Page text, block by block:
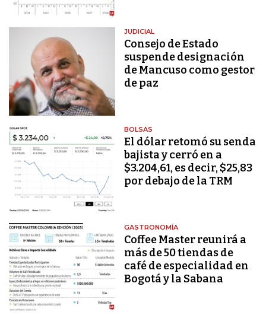
JUDICIAL
Consejo de Estado
suspende designación
de Mancuso como gestor
de paz
BOLSAS
El dólar retomó su senda
bajista y cerró en a
$3.204,61, es decir, $25,83
por debajo de la TRM
GASTRONOMÍA
Coffee Master reunirá a
más de 50 tiendas de
café de especialidad en
Bogotá y la Sabana